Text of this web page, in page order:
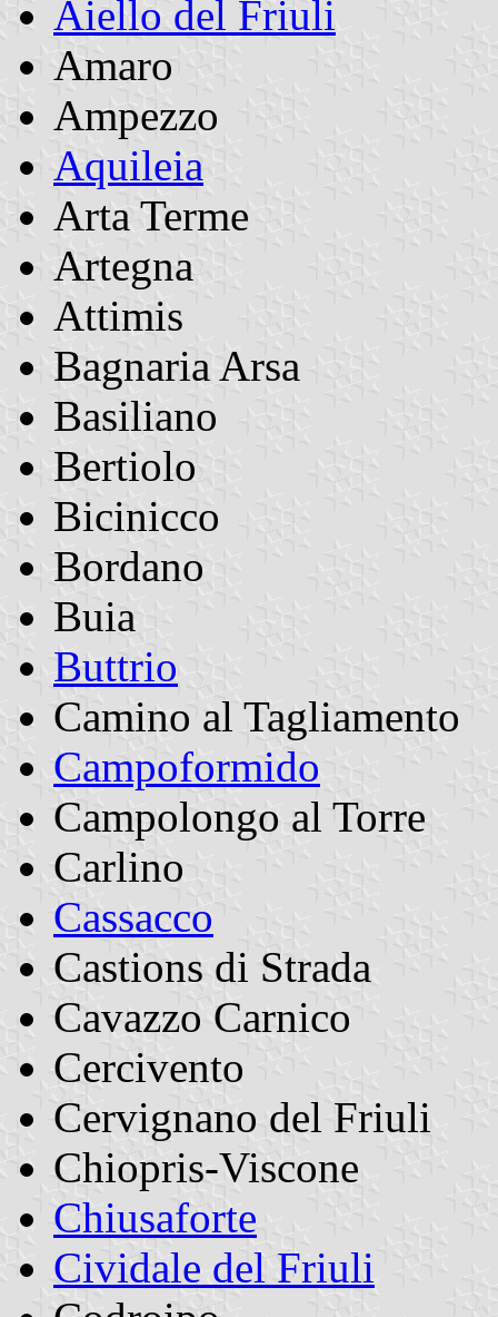
Aiello del Friuli
Amaro
Ampezzo
Aquileia
Arta Terme
Artegna
Attimis
Bagnaria Arsa
Basiliano
Bertiolo
Bicinicco
Bordano
Buia
Buttrio
Camino al Tagliamento
Campoformido
Campolongo al Torre
Carlino
Cassacco
Castions di Strada
Cavazzo Carnico
Cercivento
Cervignano del Friuli
Chiopris-Viscone
Chiusaforte
Cividale del Friuli